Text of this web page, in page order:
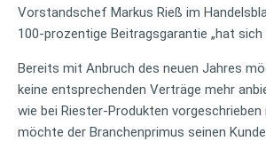
Vorstandschef Markus Rieß im
100-prozentige Beitragsgarantie „hat sich
Bereits mit Anbruch des neuen Jahres
keine entsprechenden Verträge mehr
wie bei Riester-Produkten
möchte der Branchenprimus seinen